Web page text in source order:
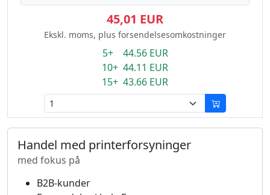
45,01 EUR
Ekskl. moms, plus forsendelsesomkostninger
5+ 44.56 EUR
10+ 44.11 EUR
15+ 43.66 EUR
Handel med printerforsyninger
med fokus på
B2B-kunder